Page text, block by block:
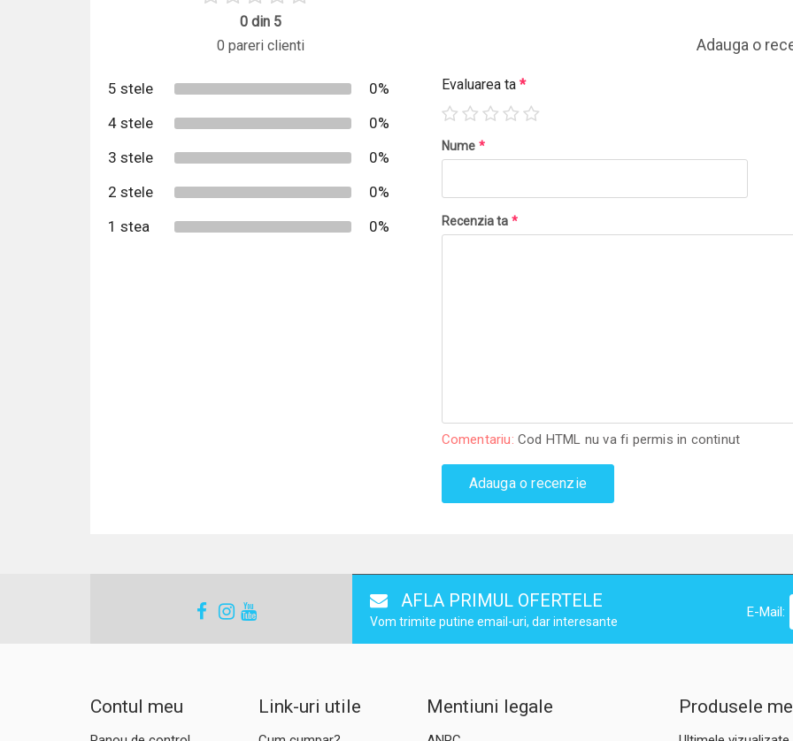
0 din 5
0 pareri clienti
5 stele
0%
4 stele
0%
3 stele
0%
2 stele
0%
1 stea
0%
Adauga o
Evaluarea ta *
Nume *
Recenzia ta *
Comentariu: Cod HTML nu va fi permis in continut
Adauga o recenzie
AFLA PRIMUL OFERTELE
Vom trimite putine email-uri, dar interesante
E-Mail:
Contul meu Link-uri utile Mentiuni legale Produsele